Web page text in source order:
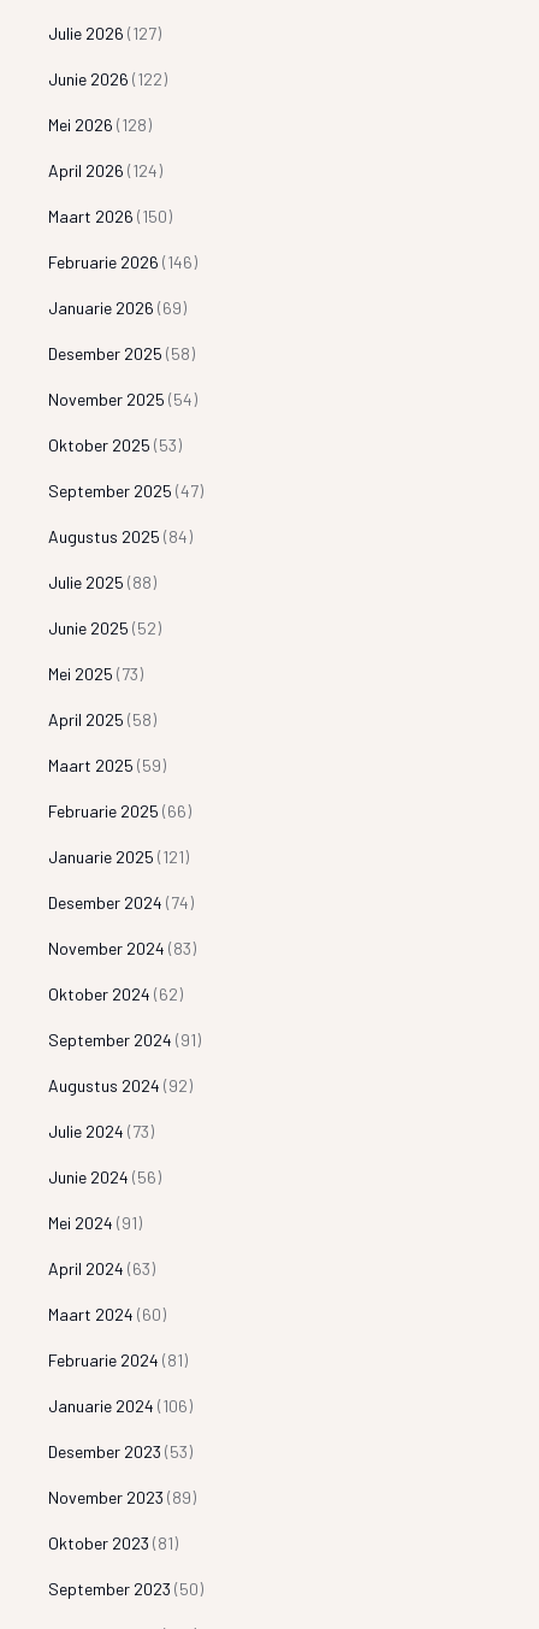
Julie 2026 (127)
Junie 2026 (122)
Mei 2026 (128)
April 2026 (124)
Maart 2026 (150)
Februarie 2026 (146)
Januarie 2026 (69)
Desember 2025 (58)
November 2025 (54)
Oktober 2025 (53)
September 2025 (47)
Augustus 2025 (84)
Julie 2025 (88)
Junie 2025 (52)
Mei 2025 (73)
April 2025 (58)
Maart 2025 (59)
Februarie 2025 (66)
Januarie 2025 (121)
Desember 2024 (74)
November 2024 (83)
Oktober 2024 (62)
September 2024 (91)
Augustus 2024 (92)
Julie 2024 (73)
Junie 2024 (56)
Mei 2024 (91)
April 2024 (63)
Maart 2024 (60)
Februarie 2024 (81)
Januarie 2024 (106)
Desember 2023 (53)
November 2023 (89)
Oktober 2023 (81)
September 2023 (50)